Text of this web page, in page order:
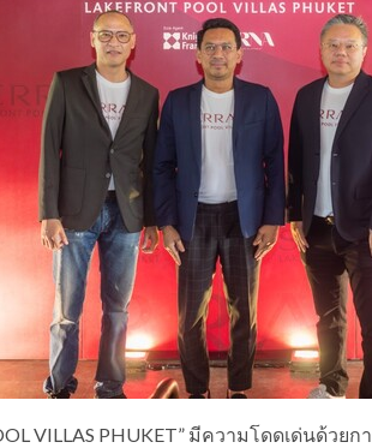
VILLAS PHUKET” มีความโดดเด่นด้